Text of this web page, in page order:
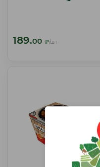
189.00 ₽/шт